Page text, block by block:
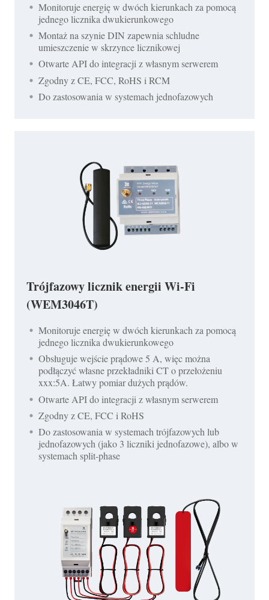
Monitoruje energię w dwóch kierunkach za pomocą
jednego licznika dwukierunkowego
Montaż na szynie DIN zapewnia schludne
umieszczenie w skrzynce licznikowej
Otwarte API do integracji z własnym serwerem
Zgodny z CE, FCC, RoHS i RCM
Do zastosowania w systemach jednofazowych
Trójfazowy licznik energii Wi-Fi
(WEM3046T)
Monitoruje energię w dwóch kierunkach za pomocą
jednego licznika dwukierunkowego
Obsługuje wejście prądowe 5 A, więc można
podłączyć własne przekładniki CT o przełożeniu
xxx:5A. Łatwy pomiar dużych prądów.
Otwarte API do integracji z własnym serwerem
Zgodny z CE, FCC i RoHS
Do zastosowania w systemach trójfazowych lub
jednofazowych (jako 3 liczniki jednofazowe), albo w
systemach split-phase